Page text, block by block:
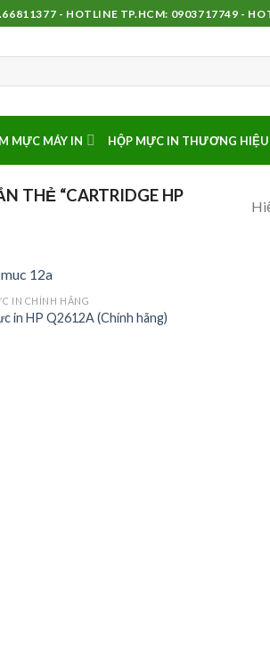
- HOTLINE TP.HCM: 0903717749 -
MỰC MÁY IN HỘP MỰC IN THƯƠNG HIỆU
THẺ “CARTRIDGE HP
IN CHÍNH HÃNG
in HP Q2612A (Chính hãng)